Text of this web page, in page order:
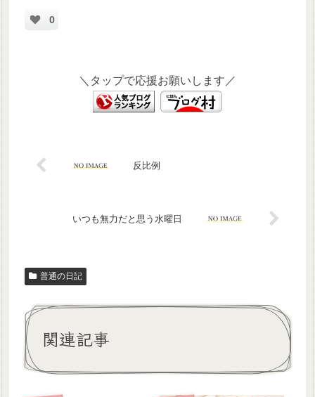
0
＼タップで応援お願いします／
反比例
いつも無力だと思う水曜日
普通の日記
関連記事